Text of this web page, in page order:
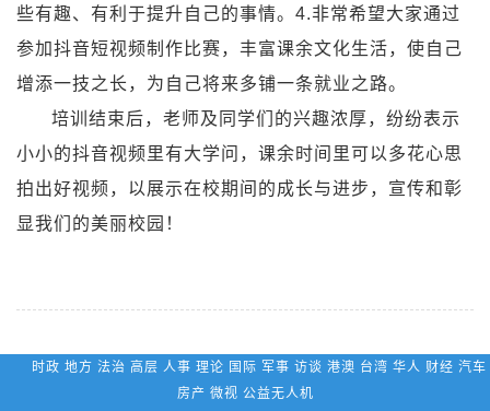
些有趣、有利于提升自己的事情。4.非常希望大家通过
参加抖音短视频制作比赛，丰富课余文化生活，使自己
增添一技之长，为自己将来多铺一条就业之路。
培训结束后，老师及同学们的兴趣浓厚，纷纷表示
小小的抖音视频里有大学问，课余时间里可以多花心思
拍出好视频，以展示在校期间的成长与进步，宣传和彰
显我们的美丽校园！
时政 地方 法治 高层 人事 理论 国际 军事 访谈 港澳 台湾 华人 财经 汽车
房产 微视 公益无人机